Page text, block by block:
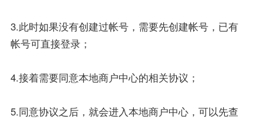
3.此时如果没有创建过帐号，需要先创建帐号，已有
帐号可直接登录；
4.接着需要同意本地商户中心的相关协议；
5.同意协议之后，就会进入本地商户中心，可以先查